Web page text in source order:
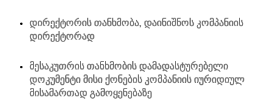
დირექტორის თანხმობა, დაინიშნოს კომპანიის
დირექტორად
მესაკუთრის თანხმობის დამადასტურებელი
დოკუმენტი მისი ქონების კომპანიის იურიდიულ
მისამართად გამოყენებაზე